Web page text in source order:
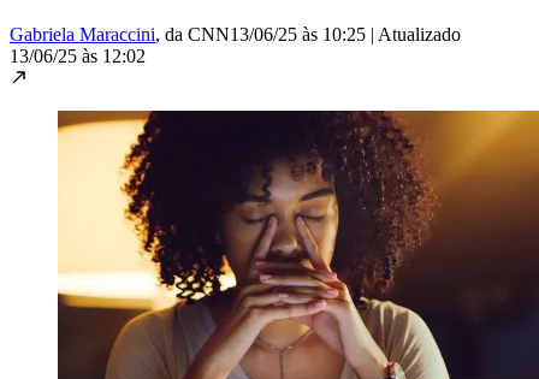
Gabriela Maraccini, da CNN13/06/25 às 10:25 | Atualizado
13/06/25 às 12:02